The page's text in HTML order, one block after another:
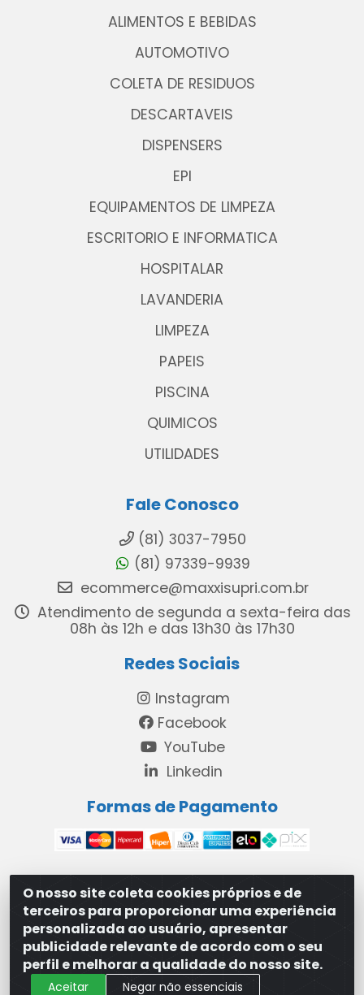
O nosso site coleta cookies próprios e de
terceiros para proporcionar uma experiência
personalizada ao usuário, apresentar
publicidade relevante de acordo com o seu
perfil e melhorar a qualidade do nosso site.
Aceitar Negar não essenciais
ALIMENTOS E BEBIDAS
AUTOMOTIVO
COLETA DE RESIDUOS
DESCARTAVEIS
DISPENSERS
EPI
EQUIPAMENTOS DE LIMPEZA
ESCRITORIO E INFORMATICA
HOSPITALAR
LAVANDERIA
LIMPEZA
PAPEIS
PISCINA
QUIMICOS
UTILIDADES
Fale Conosco
(81) 3037-7950
(81) 97339-9939
ecommerce@maxxisupri.com.br
Atendimento de segunda a sexta-feira das
08h às 12h e das 13h30 às 17h30
Redes Sociais
Instagram
Facebook
YouTube
Linkedin
Formas de Pagamento
MAXXISUPRI COMÉRCIO DE SANEANTES LTDA - Avenida
Antônio Cabral de Souza, 2872 - Maranguape II -
Paulista/PE - CEP 53.421-420 - 31.329.180/0001-83